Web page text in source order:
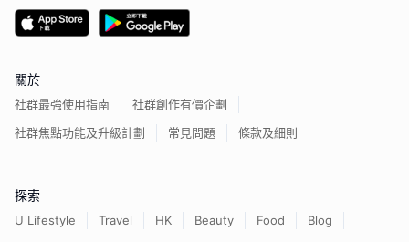
關於
社群最強使用指南
社群創作有價企劃
社群焦點功能及升級計劃
常見問題 條款及細則
探索
U Lifestyle Travel HK Beauty Food
Blog